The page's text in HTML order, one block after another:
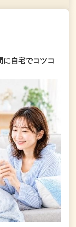
に自宅でコツコ